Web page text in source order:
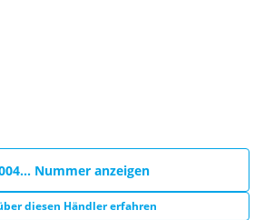
Nummer anzeigen
diesen Händler erfahren